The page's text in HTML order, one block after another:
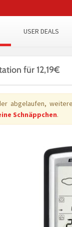
USER DEALS
für 12,19€
abgelaufen,
Schnäppchen.